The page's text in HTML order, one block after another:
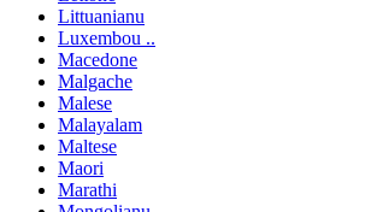
Littuanianu
Luxembou ..
Macedone
Malgache
Malese
Malayalam
Maltese
Maori
Marathi